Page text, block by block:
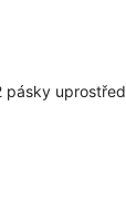
pásky uprostřed